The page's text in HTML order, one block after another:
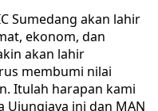
Sumedang akan lahir
ekonom, dan
akan lahir
membumi nilai
Itulah harapan kami
Ujungjaya ini dan MAN